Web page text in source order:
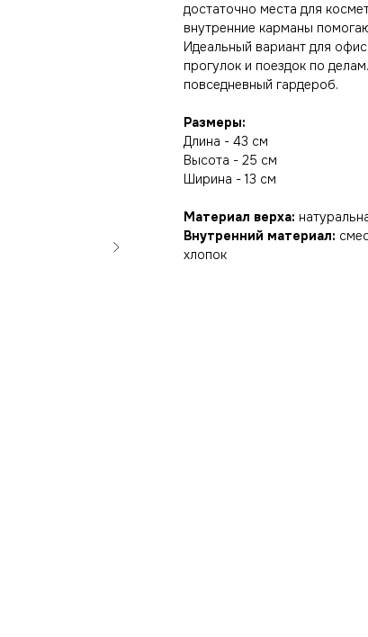
достаточно места для
внутренние карманы
Идеальный вариант для
прогулок и поездок по
повседневный гардероб.
Размеры:
Длина - 43 см
Высота - 25 см
Ширина - 13 см
Материал верха:
Внутренний материал:
хлопок